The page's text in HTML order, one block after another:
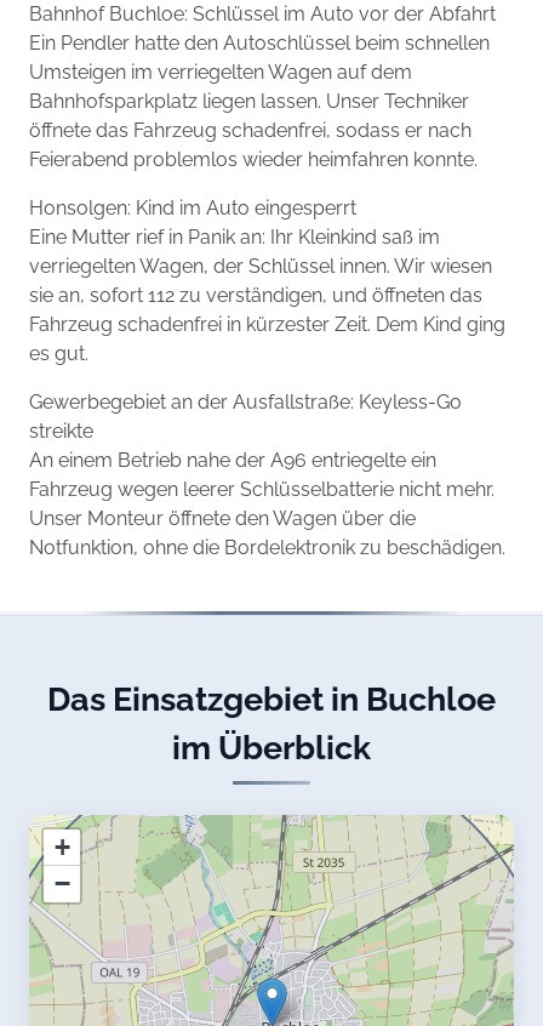
Bahnhof Buchloe: Schlüssel im Auto vor der Abfahrt
Ein Pendler hatte den Autoschlüssel beim schnellen
Umsteigen im verriegelten Wagen auf dem
Bahnhofsparkplatz liegen lassen. Unser Techniker
öffnete das Fahrzeug schadenfrei, sodass er nach
Feierabend problemlos wieder heimfahren konnte.
Honsolgen: Kind im Auto eingesperrt
Eine Mutter rief in Panik an: Ihr Kleinkind saß im
verriegelten Wagen, der Schlüssel innen. Wir wiesen
sie an, sofort 112 zu verständigen, und öffneten das
Fahrzeug schadenfrei in kürzester Zeit. Dem Kind ging
es gut.
Gewerbegebiet an der Ausfallstraße: Keyless-Go
streikte
An einem Betrieb nahe der A96 entriegelte ein
Fahrzeug wegen leerer Schlüsselbatterie nicht mehr.
Unser Monteur öffnete den Wagen über die
Notfunktion, ohne die Bordelektronik zu beschädigen.
Das Einsatzgebiet in Buchloe
im Überblick
+
−